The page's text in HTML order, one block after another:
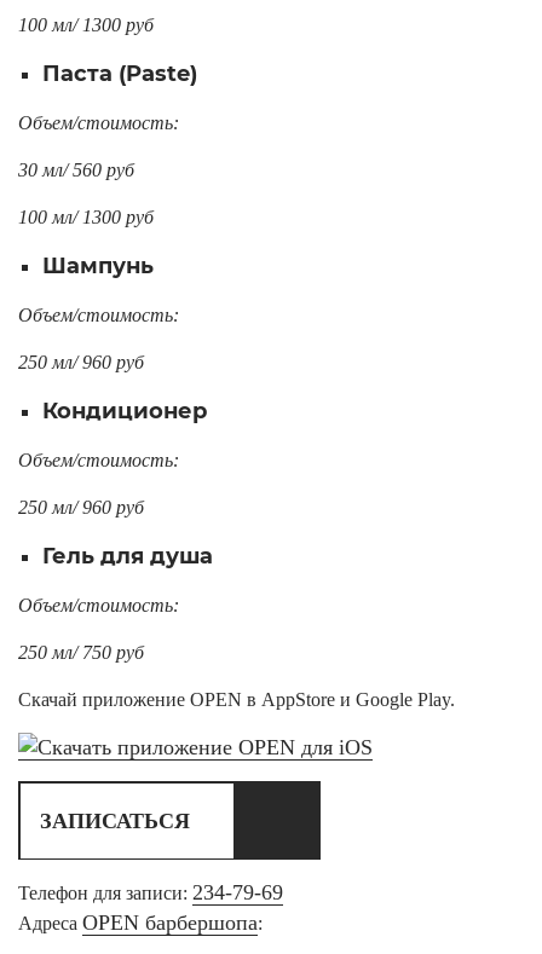
100 мл/ 1300 руб
Паста (Paste)
Объем/стоимость:
30 мл/ 560 руб
100 мл/ 1300 руб
Шампунь
Объем/стоимость:
250 мл/ 960 руб
Кондиционер
Объем/стоимость:
250 мл/ 960 руб
Гель для душа
Объем/стоимость:
250 мл/ 750 руб
Скачай приложение OPEN в AppStore и Google Play.
ЗАПИСАТЬСЯ
Телефон для записи: 234-79-69
Адреса OPEN барбершопа: